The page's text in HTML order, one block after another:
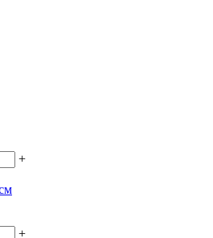
+
+